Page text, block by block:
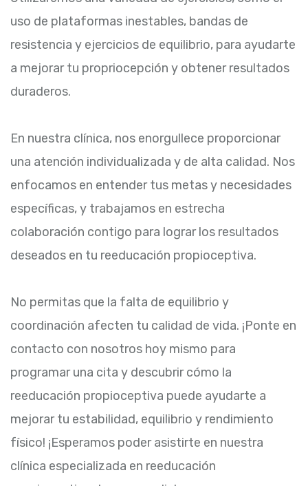
uso de plataformas inestables, bandas de
resistencia y ejercicios de equilibrio, para ayudarte
a mejorar tu propriocepción y obtener resultados
duraderos.
En nuestra clínica, nos enorgullece proporcionar
una atención individualizada y de alta calidad. Nos
enfocamos en entender tus metas y necesidades
específicas, y trabajamos en estrecha
colaboración contigo para lograr los resultados
deseados en tu reeducación propioceptiva.
No permitas que la falta de equilibrio y
coordinación afecten tu calidad de vida. ¡Ponte en
contacto con nosotros hoy mismo para
programar una cita y descubrir cómo la
reeducación propioceptiva puede ayudarte a
mejorar tu estabilidad, equilibrio y rendimiento
físico! ¡Esperamos poder asistirte en nuestra
clínica especializada en reeducación